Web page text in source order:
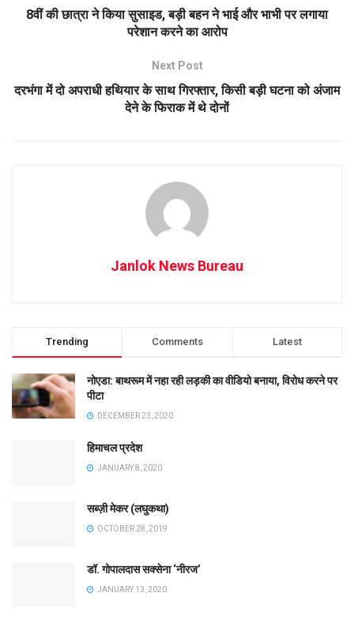
8वीं की छात्रा ने किया सुसाइड, बड़ी बहन ने भाई और भाभी पर लगाया
परेशान करने का आरोप
Next Post
दरभंगा में दो अपराधी हथियार के साथ गिरफ्तार, किसी बड़ी घटना को अंजाम
देने के फिराक में थे दोनों
Janlok News Bureau
Trending Comments Latest
नोएडा: बाथरूम में नहा रही लड़की का वीडियो बनाया, विरोध करने पर
पीटा
DECEMBER 23, 2020
हिमाचल प्रदेश
JANUARY 8, 2020
सब्ज़ी मेकर (लघुकथा)
OCTOBER 28, 2019
डॉ. गोपालदास सक्सेना ‘नीरज’
JANUARY 13, 2020